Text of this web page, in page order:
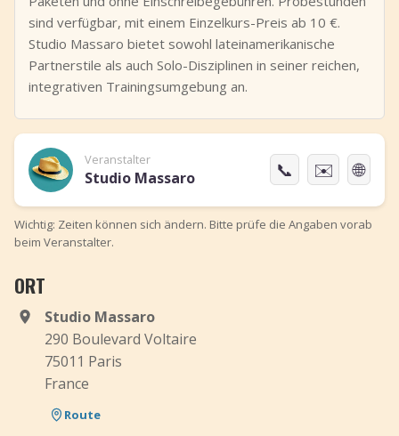
sind verfügbar, mit einem Einzelkurs-Preis ab 10 €.
Studio Massaro bietet sowohl lateinamerikanische
Partnerstile als auch Solo-Disziplinen in seiner reichen,
integrativen Trainingsumgebung an.
Veranstalter
Studio Massaro 📞 ✉️ 🌐
Wichtig: Zeiten können sich ändern. Bitte prüfe die Angaben vorab
beim Veranstalter.
ORT
Studio Massaro
290 Boulevard Voltaire
75011 Paris
France
Route